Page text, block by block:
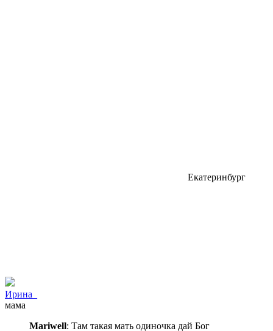
Екатеринбург
Ирина_
мама
Mariwell: Там такая мать одиночка дай Бог